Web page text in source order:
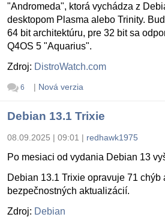
"Andromeda", ktorá vychádza z
desktopom Plasma alebo Trinity.
64 bit architektúru, pre 32 bit sa
Q4OS 5 "Aquarius".
Zdroj: DistroWatch.com
6 | Nová verzia
Debian 13.1 Trixie
08.09.2025 | 09:01 | redhawk1975
Po mesiaci od vydania Debian 13
Debian 13.1 Trixie opravuje 71 chýb
bezpečnostných aktualizácií.
Zdroj: Debian